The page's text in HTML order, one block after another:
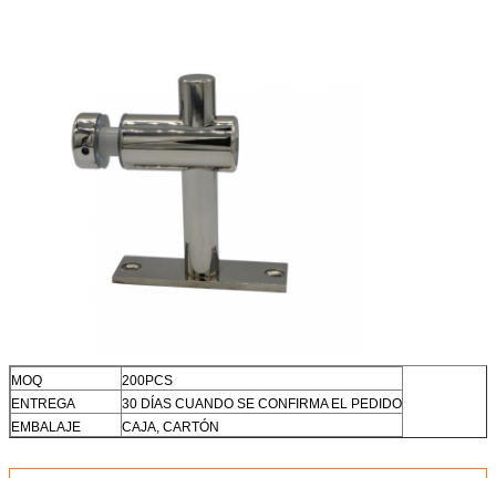
MOQ
200PCS
ENTREGA
30 DÍAS CUANDO SE CONFIRMA EL PEDIDO
EMBALAJE
CAJA, CARTÓN